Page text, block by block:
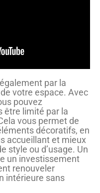
par la
votre espace. Avec
pouvez
être limité par la
vous permet de
décoratifs, en
accueillant et mieux
style ou d’usage. Un
un investissement
renouveler
intérieure sans